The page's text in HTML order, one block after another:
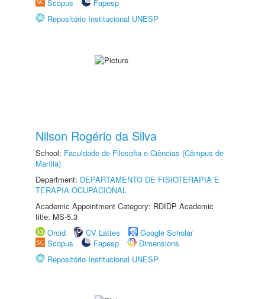
Scopus
Fapesp
Repositório Institucional UNESP
Nilson Rogério da Silva
School: Faculdade de Filosofia e Ciências (Câmpus de
Marília)
Department: DEPARTAMENTO DE FISIOTERAPIA E
TERAPIA OCUPACIONAL
Academic Appointment Category: RDIDP Academic
title: MS-5.3
Orcid
CV Lattes
Google Scholar
Scopus
Fapesp
Dimensions
Repositório Institucional UNESP